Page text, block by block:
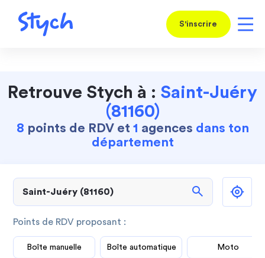
S'inscrire
Retrouve Stych à : Saint-Juéry
(81160)
8 points de RDV et 1 agences dans ton
département
search
Points de RDV proposant :
Boîte manuelle Boîte automatique Moto